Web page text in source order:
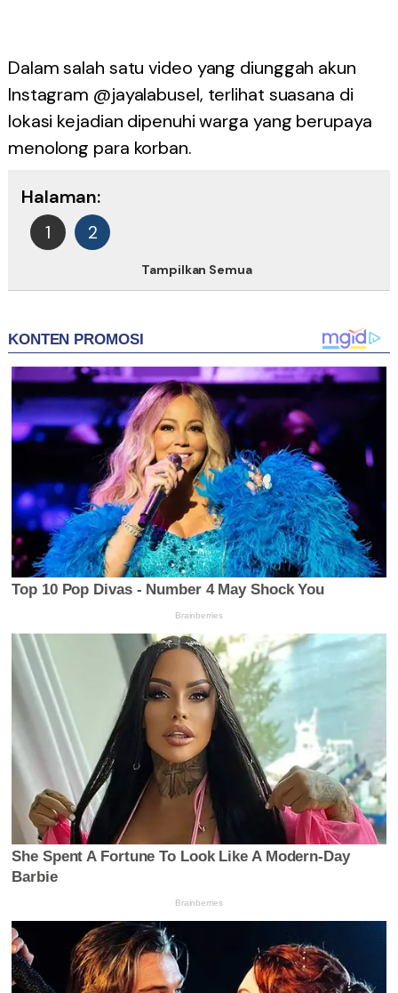
Dalam salah satu video yang diunggah akun
Instagram @jayalabusel, terlihat suasana di
lokasi kejadian dipenuhi warga yang berupaya
menolong para korban.
Halaman:
1
2
Tampilkan Semua